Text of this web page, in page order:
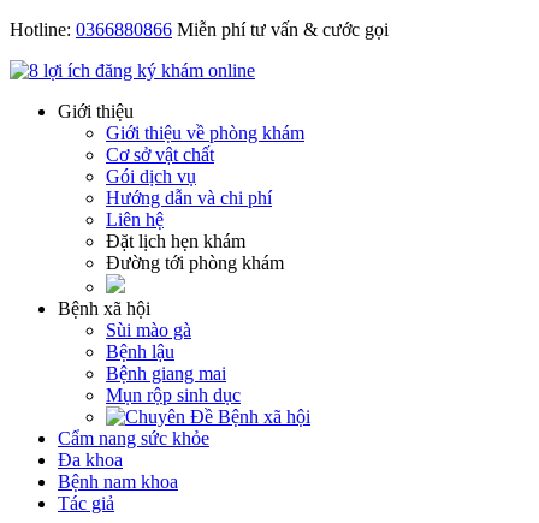
Hotline: 0366880866 Miễn phí tư vấn & cước gọi
Giới thiệu
Giới thiệu về phòng khám
Cơ sở vật chất
Gói dịch vụ
Hướng dẫn và chi phí
Liên hệ
Đặt lịch hẹn khám
Đường tới phòng khám
Bệnh xã hội
Sùi mào gà
Bệnh lậu
Bệnh giang mai
Mụn rộp sinh dục
Cẩm nang sức khỏe
Đa khoa
Bệnh nam khoa
Tác giả